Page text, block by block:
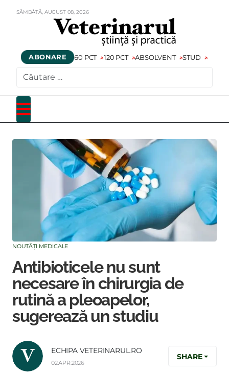
SÂMBĂTĂ, AUGUST 08,2026
ABONARE 60 PCT 120 PCT ABSOLVENT STUD
NOUTĂȚI MEDICALE
Antibioticele nu sunt
necesare în chirurgia de
rutină a pleoapelor,
sugerează un studiu
ECHIPA VETERINARUL.RO
02.APR.2026
SHARE